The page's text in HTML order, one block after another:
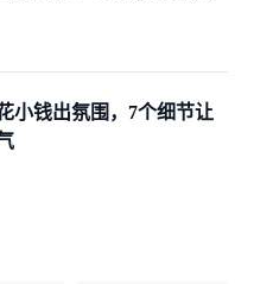
小钱出氛围，7个细节让